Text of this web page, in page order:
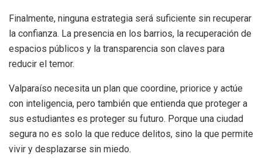
Finalmente, ninguna estrategia será suficiente sin recuperar
la confianza. La presencia en los barrios, la recuperación de
espacios públicos y la transparencia son claves para
reducir el temor.
Valparaíso necesita un plan que coordine, priorice y actúe
con inteligencia, pero también que entienda que proteger a
sus estudiantes es proteger su futuro. Porque una ciudad
segura no es solo la que reduce delitos, sino la que permite
vivir y desplazarse sin miedo.